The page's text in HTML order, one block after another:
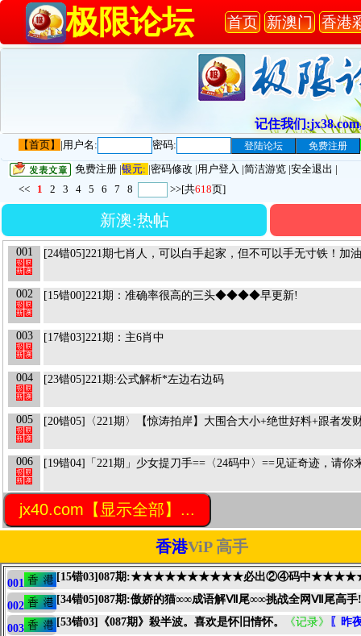
极限论坛 首页 新澳门 香港
记住我们
【首页】 |用户名: 密码:
免费注册 |银元: |密码修改 |用户登入 |简洁游览 |安全退出 |
<<
1 2 3 4 5 6 7 8 >>[共618页]
新澳:热帖
001 [24错05]221期七肖人，可以白手起家，但不可以手无寸铁！加
002 [15错00]221期：准确率很高的三头◆◆◆◆早更新!
003 [17错03]221期：主6肖中
004 [23错05]221期:公式解析*左边右边码
005 [20错05]〈221期〉【惊涛拍岸】大围合大小+绝世好料+跟者发
006 [19错04]「221期」少女提刀手==〈24码中〉==见证奇迹，请你
jx40.com【显示全部】...
香港ViP 高手
001
[15错03]087期:★★★★★★★★★★必出②④码中
002
[34错05]087期:傲娇的猫∞∞成语解Ⅶ尾∞∞挑战全网Ⅶ尾高手
003
[53错03]《087期》殺半波。喜欢是怀旧情怀。 《记录》 〖昨